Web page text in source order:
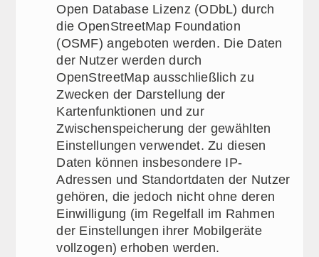
Open Database Lizenz (ODbL) durch
die OpenStreetMap Foundation
(OSMF) angeboten werden. Die Daten
der Nutzer werden durch
OpenStreetMap ausschließlich zu
Zwecken der Darstellung der
Kartenfunktionen und zur
Zwischenspeicherung der gewählten
Einstellungen verwendet. Zu diesen
Daten können insbesondere IP-
Adressen und Standortdaten der Nutzer
gehören, die jedoch nicht ohne deren
Einwilligung (im Regelfall im Rahmen
der Einstellungen ihrer Mobilgeräte
vollzogen) erhoben werden.